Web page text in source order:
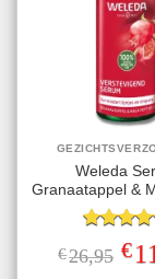
Weleda
Granaatappel &
4.50uit
€26,95
prijs
€